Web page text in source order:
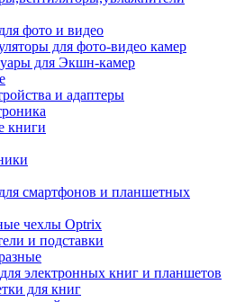
фото и видео
для фото-видео камер
для Экшн-камер
и адаптеры
книги
смартфонов и планшетных
чехлы Optrix
и подставки
электронных книг и планшетов
для книг